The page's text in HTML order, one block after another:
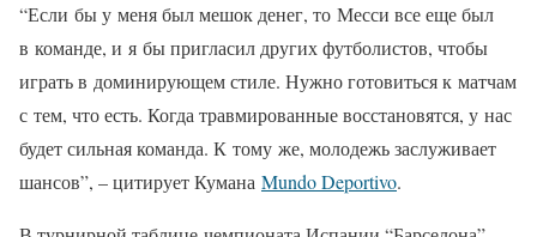
“Если бы у меня был мешок денег, то Месси все еще был
в команде, и я бы пригласил других футболистов, чтобы
играть в доминирующем стиле. Нужно готовиться к матчам
с тем, что есть. Когда травмированные восстановятся, у нас
будет сильная команда. К тому же, молодежь заслуживает
шансов”, – цитирует Кумана Mundo Deportivo.